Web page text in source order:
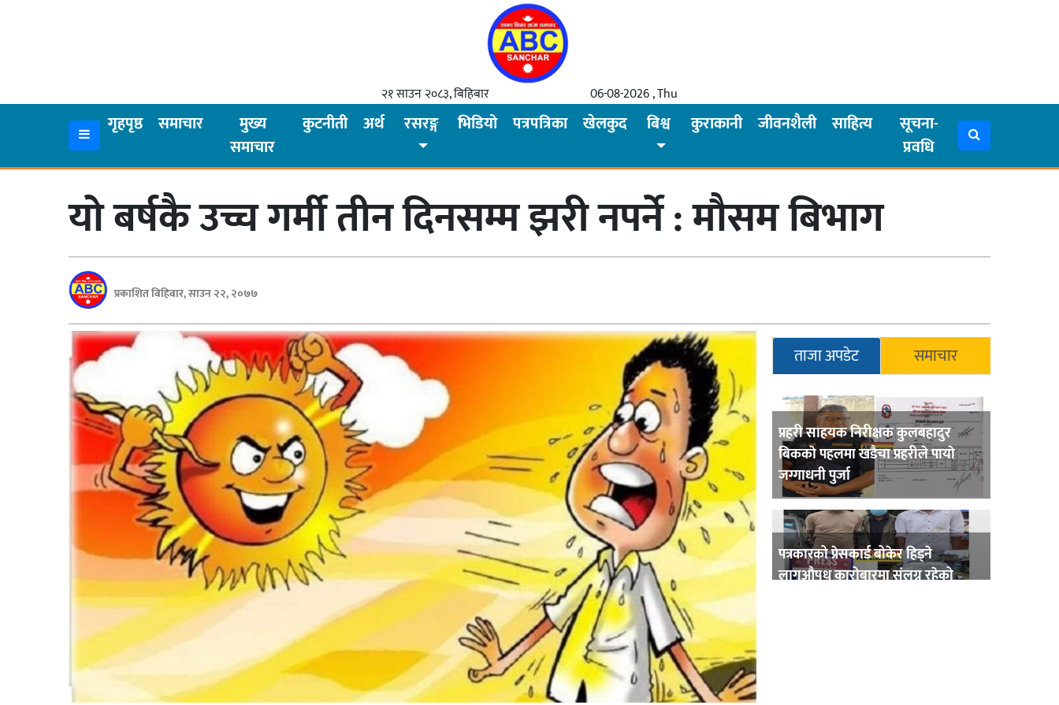
२१ साउन २०८३, बिहिबार 06-08-2026 , Thu
गृहपृष्ठ समाचार
मुख्य
समाचार
कुटनीती अर्थ रसरङ्ग भिडियो पत्रपत्रिका खेलकुद बिश्व कुराकानी जीवनशैली साहित्य
सूचना-
प्रवधि
समाचार
यो बर्षकै उच्च गर्मी तीन दिनसम्म झरी नपर्ने : मौसम बिभाग
प्रकाशित बिहिबार, साउन २२, २०७७
ताजा अपडेट समाचार
प्रहरी साहयक निरीक्षक कुलबहादुर
बिककाे पहलमा खडैचा प्रहरीले पायाे
जग्गाधनी पुर्जा
पत्रकारको प्रेसकार्ड बोकेर हिड्ने
लागुऔषध कारोबारमा संलग्न रहेको